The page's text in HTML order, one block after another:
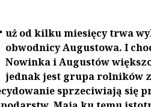
uż od kilku miesięcy trwa
obwodnicy Augustowa. I
Nowinka i Augustów
jednak jest grupa rolników
sprzeciwiają się